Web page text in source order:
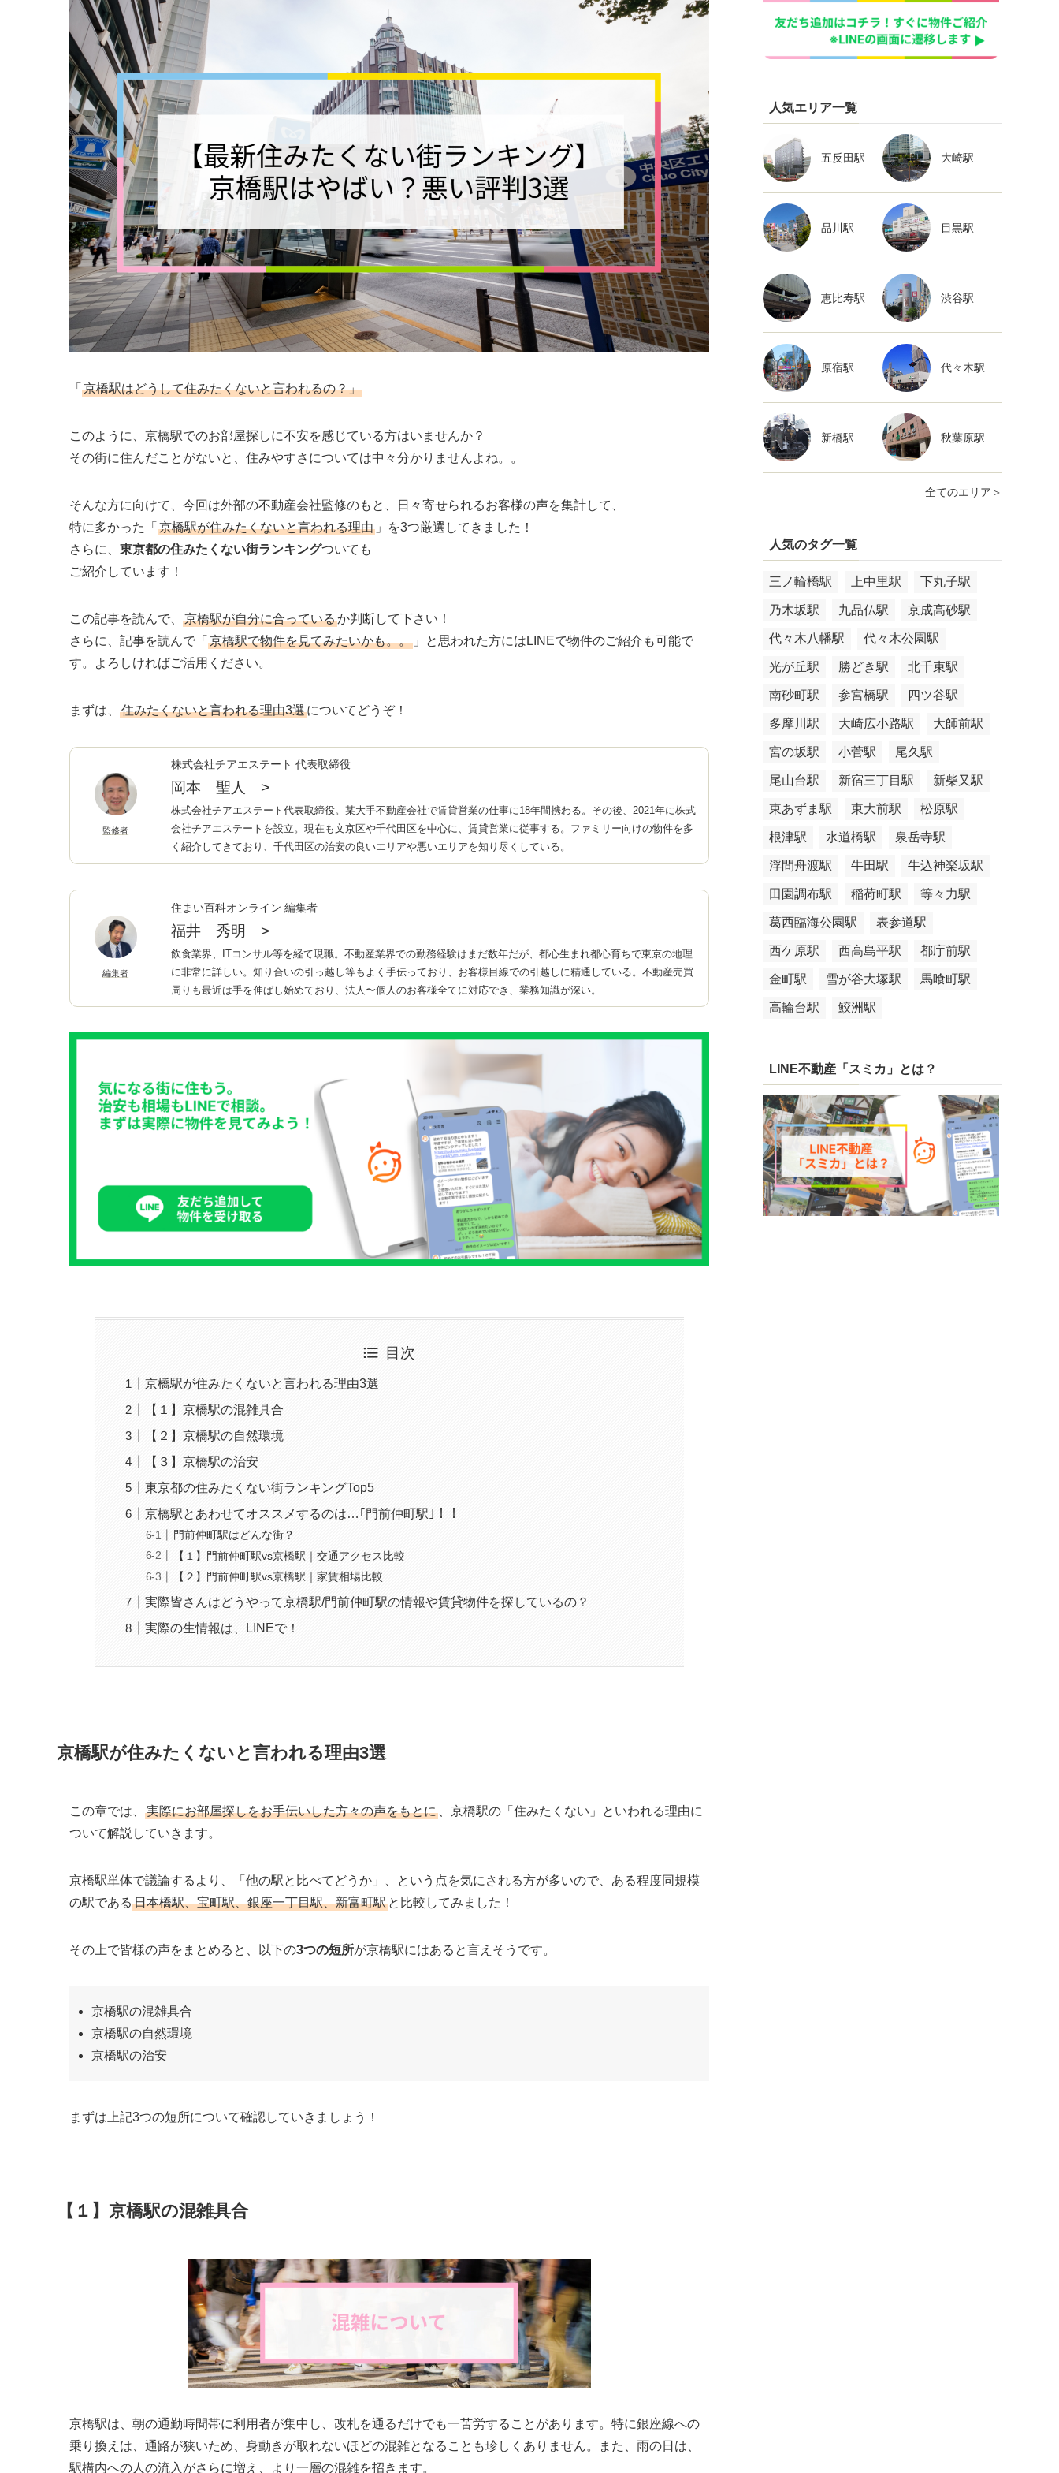
「 京橋駅はどうして住みたくないと言われるの？」
このように、京橋駅でのお部屋探しに不安を感じている方はいませんか？
その街に住んだことがないと、住みやすさについては中々分かりませんよね。。
そんな方に向けて、今回は外部の不動産会社監修のもと、日々寄せられるお客様の声を集計して、
特に多かった「 京橋駅が住みたくないと言われる理由 」を3つ厳選してきました！
さらに、 東京都の住みたくない街ランキングついても
ご紹介しています！
この記事を読んで、 京橋駅が自分に合っているか判断して下さい！
さらに、記事を読んで「 京橋駅で物件を見てみたいかも。。 」と思われた方にはLINEで物件のご紹介も可能で
す。よろしければご活用ください。
まずは、 住みたくないと言われる理由3選についてどうぞ！
監修者
株式会社チアエステート 代表取締役
岡本 聖人 >
株式会社チアエステート代表取締役。某大手不動産会社で賃貸営業の仕事に18年間携わる。その後、2021年に株式
会社チアエステートを設立。現在も文京区や千代田区を中心に、賃貸営業に従事する。ファミリー向けの物件を多
く紹介してきており、千代田区の治安の良いエリアや悪いエリアを知り尽くしている。
編集者
住まい百科オンライン 編集者
福井 秀明 >
飲食業界、ITコンサル等を経て現職。不動産業界での勤務経験はまだ数年だが、都心生まれ都心育ちで東京の地理
に非常に詳しい。知り合いの引っ越し等もよく手伝っており、お客様目線での引越しに精通している。不動産売買
周りも最近は手を伸ばし始めており、法人〜個人のお客様全てに対応でき、業務知識が深い。
目次
京橋駅が住みたくないと言われる理由3選
【１】京橋駅の混雑具合
【２】京橋駅の自然環境
【３】京橋駅の治安
東京都の住みたくない街ランキングTop5
京橋駅とあわせてオススメするのは…｢門前仲町駅｣！！
門前仲町駅はどんな街？
【１】門前仲町駅vs京橋駅｜交通アクセス比較
【２】門前仲町駅vs京橋駅｜家賃相場比較
実際皆さんはどうやって京橋駅/門前仲町駅の情報や賃貸物件を探しているの？
実際の生情報は、LINEで！
京橋駅が住みたくないと言われる理由3選
この章では、 実際にお部屋探しをお手伝いした方々の声をもとに
、京橋駅の「住みたくない」といわれる理由に
ついて解説していきます。
京橋駅単体で議論するより、「他の駅と比べてどうか」、という点を気にされる方が多いので、ある程度同規模
の駅である 日本橋駅、宝町駅、銀座一丁目駅、新富町駅 と比較してみました！
その上で皆様の声をまとめると、以下の3つの短所が京橋駅にはあると言えそうです。
京橋駅の混雑具合
京橋駅の自然環境
京橋駅の治安
まずは上記3つの短所について確認していきましょう！
【１】京橋駅の混雑具合
京橋駅は、朝の通勤時間帯に利用者が集中し、改札を通るだけでも一苦労することがあります。特に銀座線への
乗り換えは、通路が狭いため、身動きが取れないほどの混雑となることも珍しくありません。また、雨の日は、
駅構内への人の流入がさらに増え、より一層の混雑を招きます。
人気エリア一覧
五反田駅 大崎駅
品川駅 目黒駅
恵比寿駅 渋谷駅
原宿駅 代々木駅
新橋駅 秋葉原駅
全てのエリア＞
人気のタグ一覧
三ノ輪橋駅 上中里駅 下丸子駅
乃木坂駅 九品仏駅 京成高砂駅
代々木八幡駅 代々木公園駅
光が丘駅 勝どき駅 北千束駅
南砂町駅 参宮橋駅 四ツ谷駅
多摩川駅 大崎広小路駅 大師前駅
宮の坂駅 小菅駅 尾久駅
尾山台駅 新宿三丁目駅 新柴又駅
東あずま駅 東大前駅 松原駅
根津駅 水道橋駅 泉岳寺駅
浮間舟渡駅 牛田駅 牛込神楽坂駅
田園調布駅 稲荷町駅 等々力駅
葛西臨海公園駅 表参道駅
西ケ原駅 西高島平駅 都庁前駅
金町駅 雪が谷大塚駅 馬喰町駅
高輪台駅 鮫洲駅
LINE不動産「スミカ」とは？